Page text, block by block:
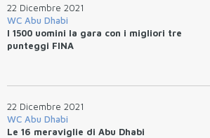
22 Dicembre 2021
WC Abu Dhabi
I 1500 uomini la gara con i migliori tre
punteggi FINA
22 Dicembre 2021
WC Abu Dhabi
Le 16 meraviglie di Abu Dhabi